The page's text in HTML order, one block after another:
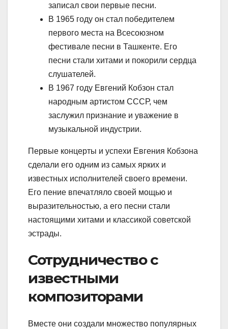
записал свои первые песни.
В 1965 году он стал победителем
первого места на Всесоюзном
фестивале песни в Ташкенте. Его
песни стали хитами и покорили сердца
слушателей.
В 1967 году Евгений Кобзон стал
народным артистом СССР, чем
заслужил признание и уважение в
музыкальной индустрии.
Первые концерты и успехи Евгения Кобзона
сделали его одним из самых ярких и
известных исполнителей своего времени.
Его пение впечатляло своей мощью и
выразительностью, а его песни стали
настоящими хитами и классикой советской
эстрады.
Сотрудничество с
известными
композиторами
Вместе они создали множество популярных